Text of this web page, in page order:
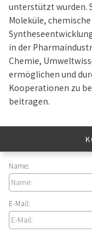
unterstützt wurden.
Moleküle,
in der
Chemie,
ermöglichen und
Kooperationen zu
beitragen.
Name:
E-Mail: